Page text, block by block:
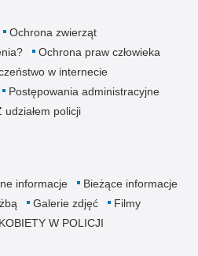
Ochrona zwierząt
Ochrona praw człowieka
w internecie
Postępowania administracyjne
udziałem policji
informacje
Bieżące informacje
Galerie zdjęć
Filmy
KOBIETY W POLICJI